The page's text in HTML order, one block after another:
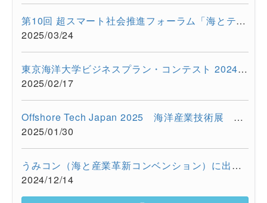
第10回 超スマート社会推進フォーラム「海とテクノロジーの融合が...
2025/03/24
東京海洋大学ビジネスプラン・コンテスト 2024を開催しました
2025/02/17
Offshore Tech Japan 2025 海洋産業技術展 ー海洋資源の利活用...
2025/01/30
うみコン（海と産業革新コンベンション）に出展しました（12/13 ...
2024/12/14